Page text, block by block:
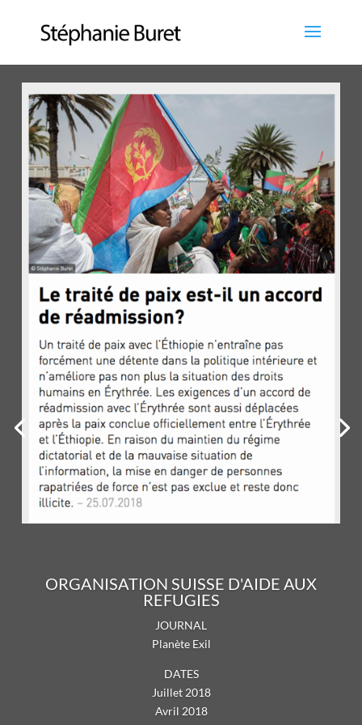
ORGANISATION SUISSE D'AIDE AUX
REFUGIES
JOURNAL
Planète Exil
DATES
Juillet 2018
Avril 2018